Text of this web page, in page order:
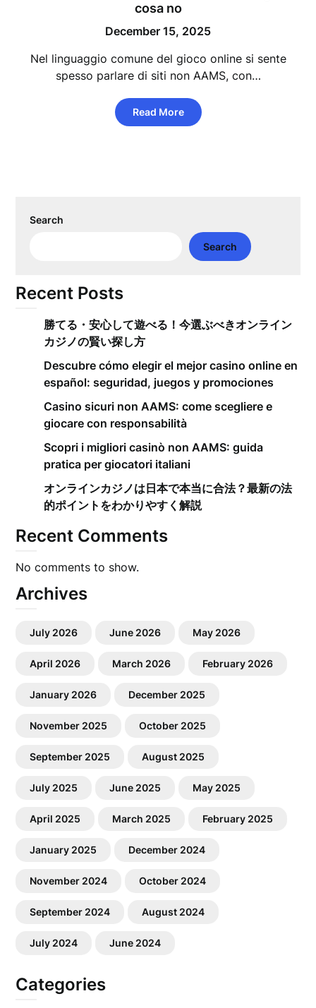
cosa no
December 15, 2025
Nel linguaggio comune del gioco online si sente
spesso parlare di siti non AAMS, con…
Read More
Search
Search
Recent Posts
勝てる・安心して遊べる！今選ぶべきオンライン
カジノの賢い探し方
Descubre cómo elegir el mejor casino online en
español: seguridad, juegos y promociones
Casino sicuri non AAMS: come scegliere e
giocare con responsabilità
Scopri i migliori casinò non AAMS: guida
pratica per giocatori italiani
オンラインカジノは日本で本当に合法？最新の法
的ポイントをわかりやすく解説
Recent Comments
No comments to show.
Archives
July 2026 June 2026 May 2026
April 2026 March 2026 February 2026
January 2026 December 2025
November 2025 October 2025
September 2025 August 2025
July 2025 June 2025 May 2025
April 2025 March 2025 February 2025
January 2025 December 2024
November 2024 October 2024
September 2024 August 2024
July 2024 June 2024
Categories